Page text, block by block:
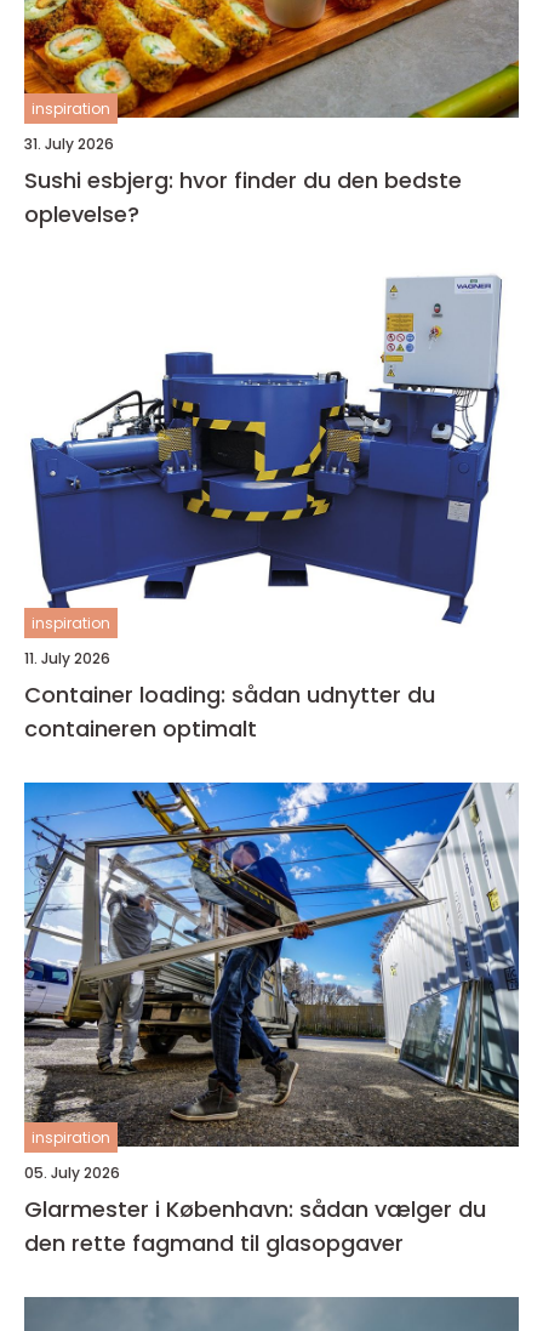
inspiration
31. July 2026
Sushi esbjerg: hvor finder du den bedste
oplevelse?
inspiration
11. July 2026
Container loading: sådan udnytter du
containeren optimalt
inspiration
05. July 2026
Glarmester i København: sådan vælger du
den rette fagmand til glasopgaver